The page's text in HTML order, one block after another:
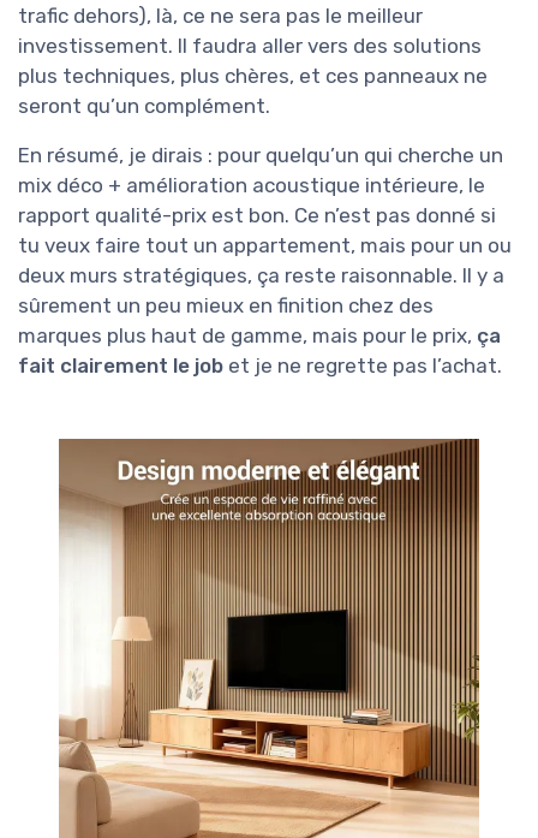
trafic dehors), là, ce ne sera pas le meilleur
investissement. Il faudra aller vers des solutions
plus techniques, plus chères, et ces panneaux ne
seront qu’un complément.
En résumé, je dirais : pour quelqu’un qui cherche un
mix déco + amélioration acoustique intérieure, le
rapport qualité-prix est bon. Ce n’est pas donné si
tu veux faire tout un appartement, mais pour un ou
deux murs stratégiques, ça reste raisonnable. Il y a
sûrement un peu mieux en finition chez des
marques plus haut de gamme, mais pour le prix, ça
fait clairement le job et je ne regrette pas l’achat.